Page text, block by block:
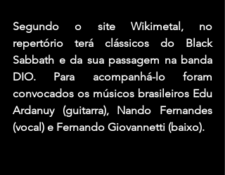
Segundo o site Wikimetal, no
repertório terá clássicos do Black
Sabbath
DIO. Para acompanhá-lo foram
convocados os músicos brasileiros Edu
Ardanuy (guitarra), Nando Fernandes
(vocal) e Fernando Giovannetti (baixo).